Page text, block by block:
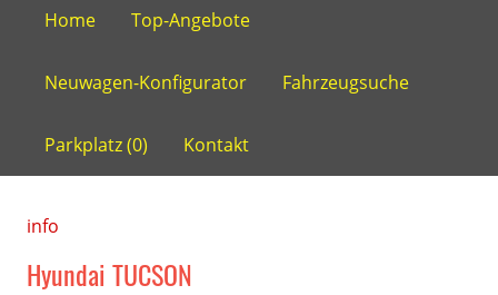
Home Top-Angebote
Neuwagen-Konfigurator Fahrzeugsuche
Parkplatz (0) Kontakt
info
Hyundai TUCSON